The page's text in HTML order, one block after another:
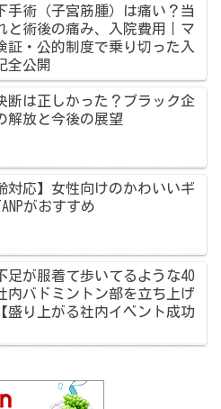
手術（子宮筋腫）は痛い？当
と術後の痛み、入院費用｜マ
証・公的制度で乗り切った入
全公開
断は正しかった？ブラック企
解放と今後の展望
対応】女性向けのかわいいギ
がおすすめ
足が服着て歩いてるような40
内バドミントン部を立ち上げ
盛り上がる社内イベント成功